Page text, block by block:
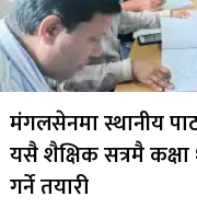
मंगलसेनमा स्थानीय
यसै शैक्षिक सत्रमै
गर्ने तयारी